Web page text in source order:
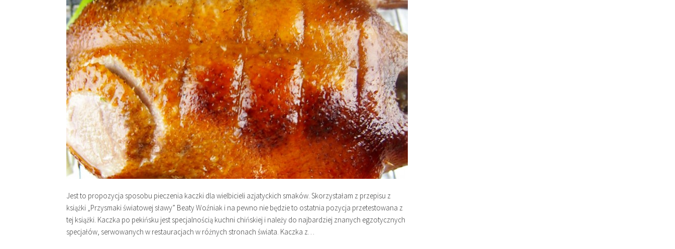
Jest to propozycja sposobu pieczenia kaczki dla wielbicieli azjatyckich smaków. Skorzystałam z przepisu z
książki „Przysmaki światowej sławy” Beaty Woźniak i na pewno nie będzie to ostatnia pozycja przetestowana z
tej książki. Kaczka po pekińsku jest specjalnością kuchni chińskiej i należy do najbardziej znanych egzotycznych
specjałów, serwowanych w restauracjach w różnych stronach świata. Kaczka z…